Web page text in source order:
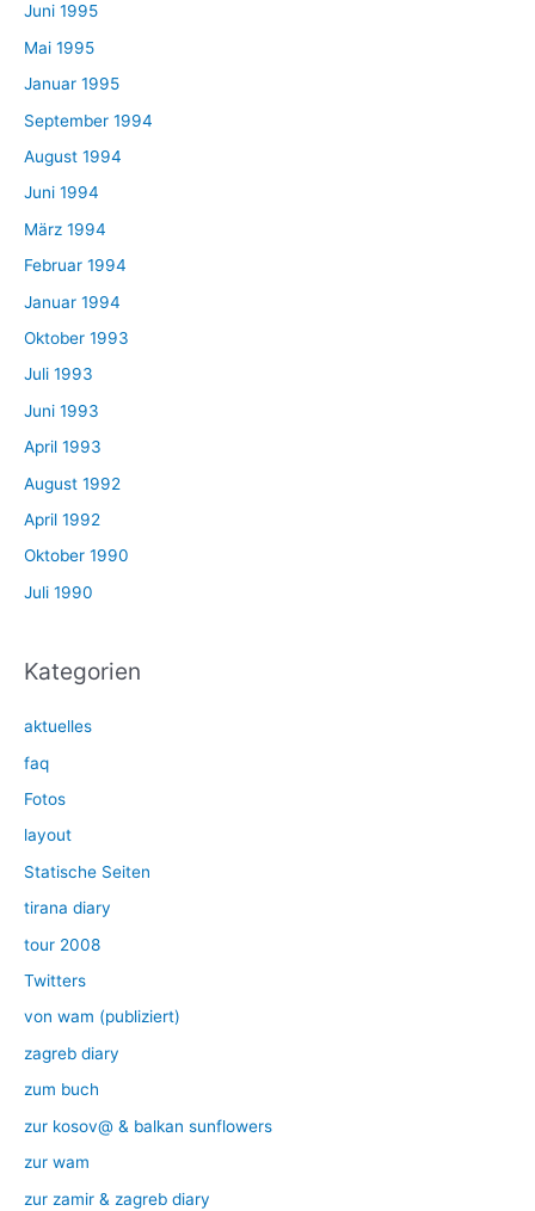
Juni 1995
Mai 1995
Januar 1995
September 1994
August 1994
Juni 1994
März 1994
Februar 1994
Januar 1994
Oktober 1993
Juli 1993
Juni 1993
April 1993
August 1992
April 1992
Oktober 1990
Juli 1990
Kategorien
aktuelles
faq
Fotos
layout
Statische Seiten
tirana diary
tour 2008
Twitters
von wam (publiziert)
zagreb diary
zum buch
zur kosov@ & balkan sunflowers
zur wam
zur zamir & zagreb diary